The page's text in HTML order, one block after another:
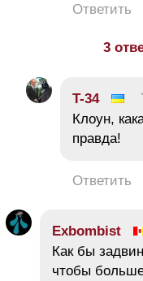
Ответить
3
T-34
Клоун,
правда!
Ответить
Exbombist
Как бы
чтобы